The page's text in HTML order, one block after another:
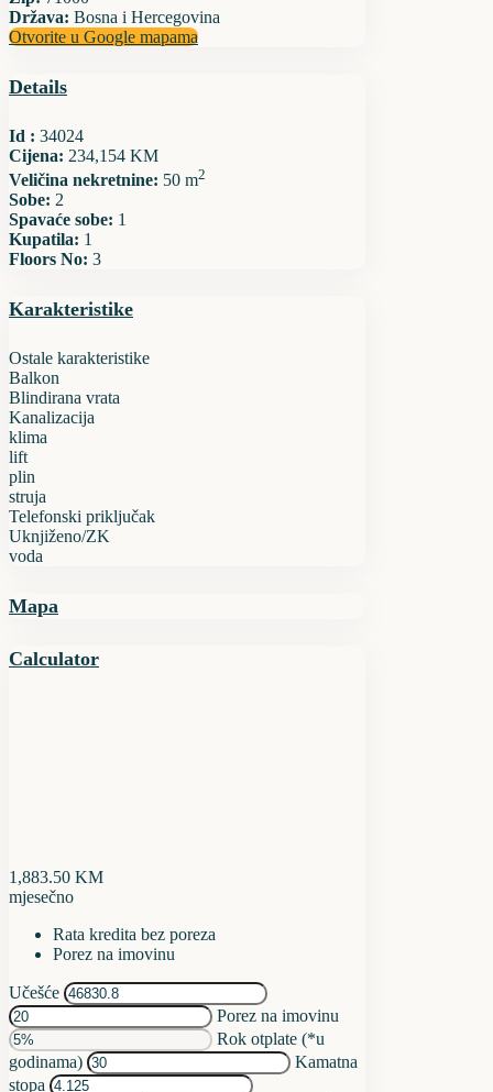
Država: Bosna i Hercegovina
Otvorite u Google mapama
Details
Id : 34024
Cijena: 234,154 KM
Veličina nekretnine: 50 m2
Sobe: 2
Spavaće sobe: 1
Kupatila: 1
Floors No: 3
Karakteristike
Ostale karakteristike
Balkon
Blindirana vrata
Kanalizacija
klima
lift
plin
struja
Telefonski priključak
Uknjiženo/ZK
voda
Mapa
Calculator
1,883.50 KM
mjesečno
Rata kredita bez poreza
Porez na imovinu
Učešće
Porez na imovinu
Rok otplate (*u
godinama)
Kamatna
stopa